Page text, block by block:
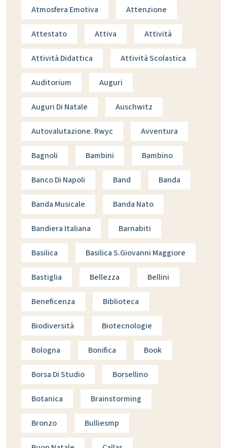
Atmosfera Emotiva Attenzione
Attestato Attiva Attività
Attività Didattica Attività Scolastica
Auditorium Auguri
Auguri Di Natale Auschwitz
Autovalutazione. Rwyc Avventura
Bagnoli Bambini Bambino
Banco Di Napoli Band Banda
Banda Musicale Banda Nato
Bandiera Italiana Barnabiti
Basilica Basilica S.giovanni Maggiore
Bastiglia Bellezza Bellini
Beneficenza Biblioteca
Biodiversità Biotecnologie
Bologna Bonifica Book
Borsa Di Studio Borsellino
Botanica Brainstorming
Bronzo Bulliesmp